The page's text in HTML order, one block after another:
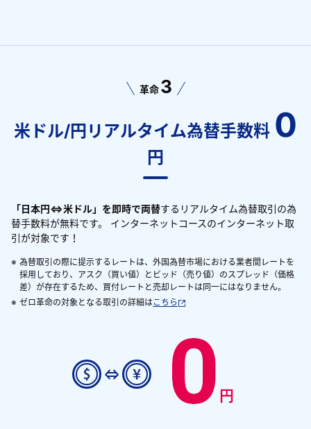
革命 3
米ドル/円リアルタイム為替手数料 0
円
「日本円⇔米ドル」を即時で両替するリアルタイム為替取引の為
替手数料が無料です。 インターネットコースのインターネット取
引が対象です！
※ 為替取引の際に提示するレートは、外国為替市場における業者間レートを
採用しており、アスク（買い値）とビッド（売り値）のスプレッド（価格
差）が存在するため、買付レートと売却レートは同一にはなりません。
※ ゼロ革命の対象となる取引の詳細はこちら